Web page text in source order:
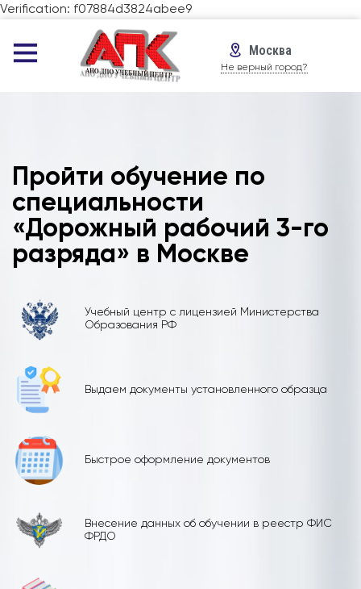
Verification: f07884d3824abee9
Москва
Не верный город?
Пройти обучение по
специальности
«Дорожный рабочий 3-го
разряда» в Москве
Учебный центр с лицензией Министерства
Образования РФ
Выдаем документы установленного образца
Быстрое оформление документов
Внесение данных об обучении в реестр ФИС
ФРДО